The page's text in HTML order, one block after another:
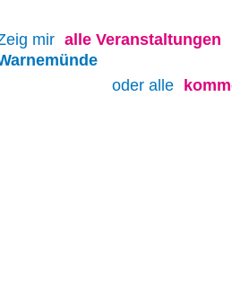
mir alle Veranstaltungen
oder alle